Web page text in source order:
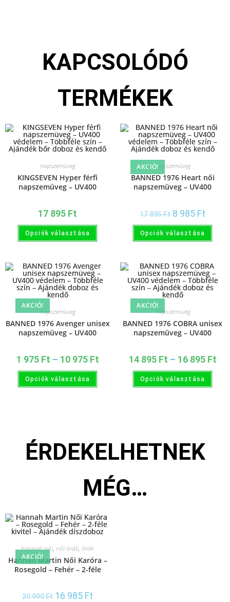
KAPCSOLÓDÓ
TERMÉKEK
napszemüveg
KINGSEVEN Hyper férfi
napszemüveg – UV400
17 895 Ft
Opciók választása
AKCIÓ!napszemüveg
BANNED 1976 Heart női
napszemüveg – UV400
17 895Ft 8 985 Ft
Opciók választása
AKCIÓ!
napszemüveg
BANNED 1976 Avenger unisex
napszemüveg – UV400
1 975 Ft – 10 975 Ft
Opciók választása
AKCIÓ!
napszemüveg
BANNED 1976 COBRA unisex
napszemüveg – UV400
14 895 Ft – 16 895 Ft
Opciók választása
ÉRDEKELHETNEK
MÉG…
AKCIÓ!
hannah női, női órák, órák
Hannah Martin Női Karóra –
Rosegold – Fehér – 2-féle
20 990Ft 16 985 Ft